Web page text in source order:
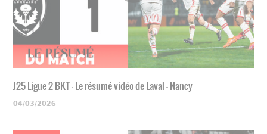
J25 Ligue 2 BKT - Le résumé vidéo de Laval - Nancy
04/03/2026